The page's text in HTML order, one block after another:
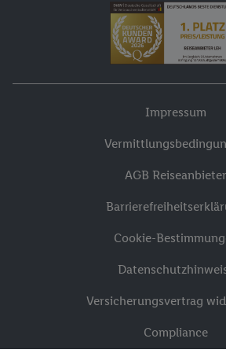
Impressum
AGB Reiseanbieter
Cookie-
Versicherungsvertrag
Compliance